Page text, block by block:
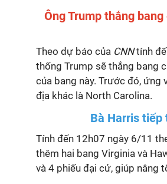
Ông Trump thắng
Theo dự báo của CNNtính
thống Trump sẽ thắng bang
của bang này. Trước đó, ứng
địa khác là North Carolina.
Bà Harris tiếp
Tính đến 12h07 ngày 6/11
thêm hai bang Virginia và
và 4 phiếu đại cử, giúp nâng